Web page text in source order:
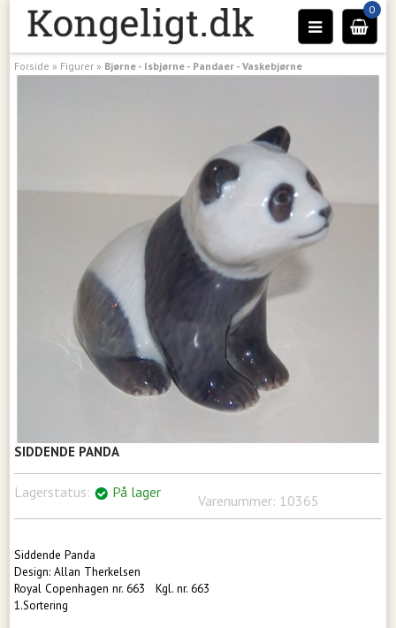
0
Forside » Figurer » Bjørne - Isbjørne - Pandaer - Vaskebjørne
SIDDENDE PANDA
Lagerstatus: På lager Varenummer: 10365
Siddende Panda
Design: Allan Therkelsen
Royal Copenhagen nr. 663 Kgl. nr. 663
1.Sortering